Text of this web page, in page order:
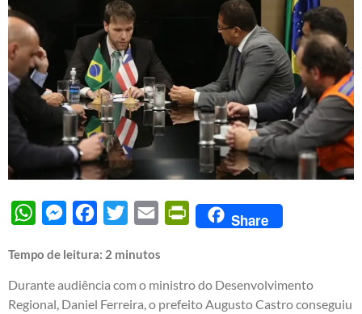
WhatsAppMessengerFacebook
Twitter Email PrintFriendly
Share
Tempo de leitura: 2 minutos
Durante audiência com o ministro do Desenvolvimento
Regional, Daniel Ferreira, o prefeito Augusto Castro conseguiu